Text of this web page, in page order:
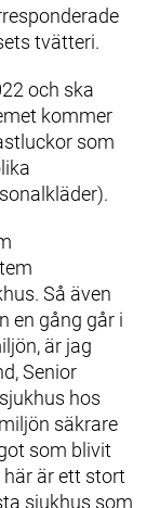
tvätteri.
och ska
kommer
som
Så även
en gång går i
är jag
Senior
hos
säkrare
som blivit
är ett stort
sjukhus som